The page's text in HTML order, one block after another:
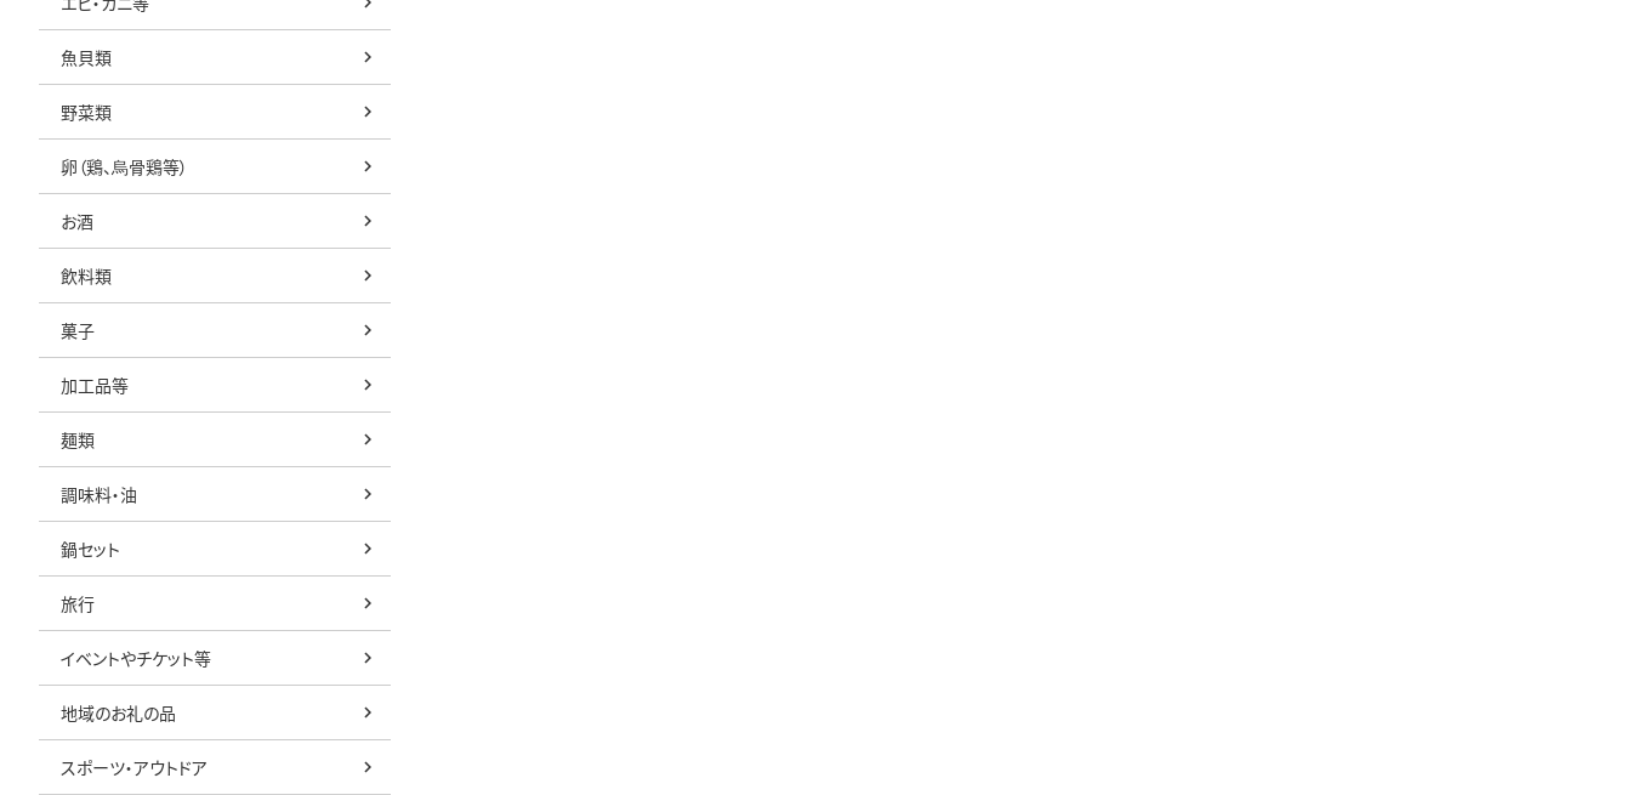
魚貝類
野菜類
卵（鶏、烏骨鶏等）
お酒
飲料類
菓子
加工品等
麺類
調味料・油
鍋セット
旅行
イベントやチケット等
地域のお礼の品
スポーツ・アウトドア